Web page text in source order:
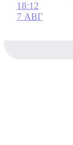
18:12
7 АВГ